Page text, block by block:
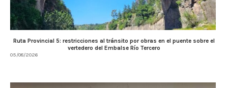
Ruta Provincial 5: restricciones al tránsito por obras en el puente sobre el
vertedero del Embalse Río Tercero
05/08/2026